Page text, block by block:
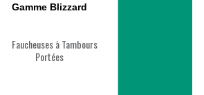
Gamme Blizzard